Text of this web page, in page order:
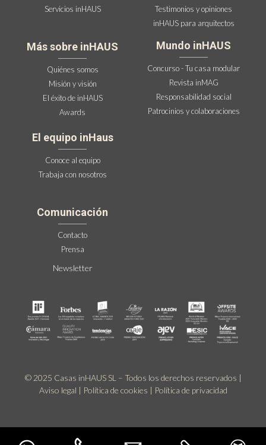
Servicios inHAUS
Más sobre inHAUS
Quiénes somos
Misión y visión
El éxito de inHAUS
Awards
Testimonios y opiniones
inHAUS para arquitectos
Mundo inHAUS
Concurso - Tu casa modular
Revista inMAG
Responsabilidad social
Patrocinios y colaboraciones
El equipo inHaus
Conoce al equipo
Trabaja con nosotros
Comunicación
Contacto
Prensa
Newsletter
© 2025 Casas inHAUS SL – Todos los derechos reservados |
Aviso legal | Política de cookies | Política de privacidad